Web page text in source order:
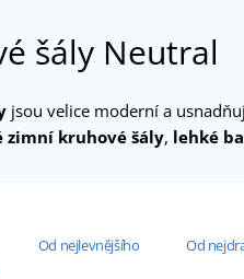
šály Neutral
jsou velice moderní a
zimní kruhové šály, lehké
Od nejlevnějšího Od